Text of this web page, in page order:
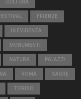
CULTURA
FIRENZE
IN EVIDENZA
MONUMENTI
NATURA PALAZZI
ROMA SAGRE
TORINO